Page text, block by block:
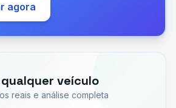
agora
veículo
reais e análise completa